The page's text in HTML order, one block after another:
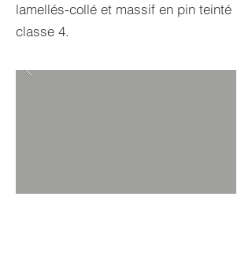
lamellés-collé et massif en pin teinté
classe 4.